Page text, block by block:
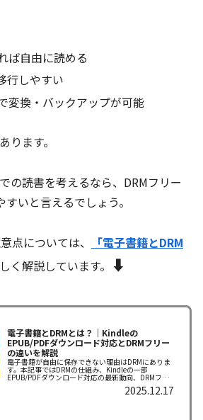
ば自由に読める
行しやすい
変換・バックアップが可能
ります。
の読書を考えるなら、DRMフリー
いと言えるでしょう。
点については、
「電子書籍とDRM
く解説しています。 ⬇️
電子書籍とDRMとは？｜Kindleの
EPUB/PDFダウンロード対応とDRMフリー
の違いを解説
電子書籍が自由に保存できない理由はDRMにありま
す。本記事ではDRMの仕組み、Kindleの一部
EPUB/PDFダウンロード対応の最新動向、DRMフリ
ー電子書籍の見分け方や選び方を初心者向けにわか
2025.12.17